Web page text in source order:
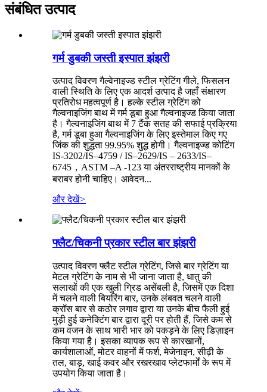
संबंधित उत्पाद
गर्म डुबकी जस्ती इस्पात झंझरी
उत्पाद विवरण गैल्वेनाइज्ड स्टील ग्रेटिंग गीले, फिसलन
वाली स्थिति के लिए एक आदर्श उत्पाद है जहाँ संक्षारण
प्रतिरोध महत्वपूर्ण है। हल्के स्टील ग्रेटिंग को
गैल्वनाइजिंग बाथ में गर्म डूबा हुआ गैल्वनाइज्ड किया जाता
है। गैल्वनाइजिंग बाथ में 7 टैंक सतह की सफाई प्रक्रिया
है, गर्म डूबा हुआ गैल्वनाइजिंग के लिए इस्तेमाल किए गए
जिंक की शुद्धता 99.95% शुद्ध होगी। गैल्वनाइज्ड कोटिंग
IS-3202/IS–4759 / IS–2629/IS – 2633/IS–
6745，ASTM –A -123 या अंतरराष्ट्रीय मानकों के
बराबर होनी चाहिए। आवेदन...
और देखें>
फ्लैट/चिकनी प्रकार स्टील बार झंझरी
उत्पाद विवरण फ्लैट स्टील ग्रेटिंग, जिसे बार ग्रेटिंग या
मेटल ग्रेटिंग के नाम से भी जाना जाता है, धातु की
सलाखों की एक खुली ग्रिड असेंबली है, जिसमें एक दिशा
में चलने वाली बियरिंग बार, उनके लंबवत चलने वाली
क्रॉस बार से कठोर लगाव द्वारा या उनके बीच फैली हुई
मुड़ी हुई कनेक्टिंग बार द्वारा दूरी पर होती हैं, जिसे कम से
कम वजन के साथ भारी भार को पकड़ने के लिए डिज़ाइन
किया गया है। इसका व्यापक रूप से कारखानों,
कार्यशालाओं, मोटर वाहनों में फर्श, मेजेनाइन, सीढ़ी के
तल, बाड़, खाई कवर और रखरखाव प्लेटफार्मों के रूप में
उपयोग किया जाता है।